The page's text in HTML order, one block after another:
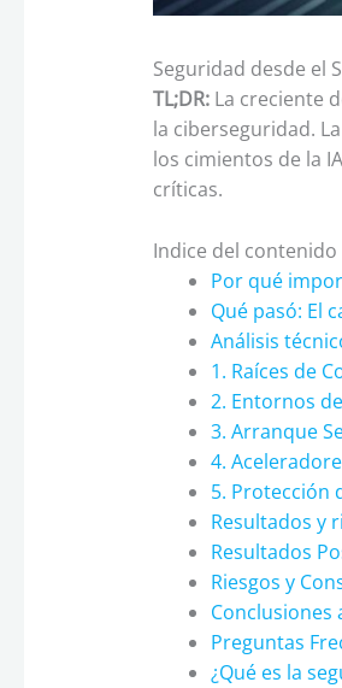
Seguridad desde el
TL;DR:La creciente
la ciberseguridad. La
los cimientos de la
críticas.
Indice del contenido
Por qué
Qué pasó: El
Análisis
1. Raíces de
2. Entornos
3. Arranque
4.
5. Protección
Resultados y
Resultados
Riesgos y
Conclusiones
Preguntas
¿Qué es la